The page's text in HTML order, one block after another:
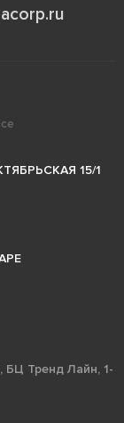
15/1
БЦ Тренд Лайн, 1-